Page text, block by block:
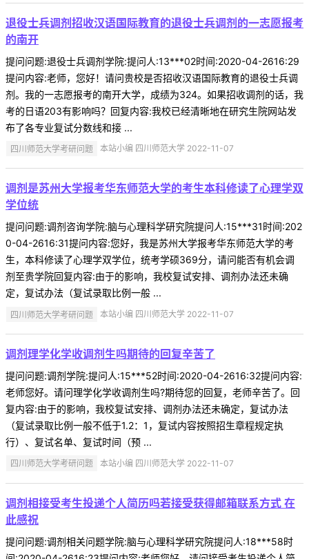
退役士兵调剂招收汉语国际教育的退役士兵调剂的一志愿报考
的南开
提问问题:退役士兵调剂学院:提问人:13***02时间:2020-04-2616:29
提问内容:老师，您好！请问贵校是否招收汉语国际教育的退役士兵调
剂。我的一志愿报考的南开大学，成绩为324。如果招收调剂的话，我
考的日语203有影响吗？回复内容:我校已经清晰地在研究生院网站发
布了各专业复试分数线和接 ...
四川师范大学考研问题 本站小编 四川师范大学 2022-11-07
调剂是苏州大学报考华东师范大学的考生本科修读了心理学双
学位统
提问问题:调剂咨询学院:脑与心理科学研究院提问人:15***31时间:202
0-04-2616:31提问内容:您好，我是苏州大学报考华东师范大学的考
生，本科修读了心理学双学位，统考学硕369分，请问能否有机会调
剂至贵学院回复内容:由于的影响，我校复试安排、调剂办法还未确
定，复试办法（复试录取比例一般 ...
四川师范大学考研问题 本站小编 四川师范大学 2022-11-07
调剂理学化学收调剂生吗期待的回复辛苦了
提问问题:调剂学院:提问人:15***52时间:2020-04-2616:32提问内容:
老师您好。请问理学化学收调剂生吗?期待您的回复，老师辛苦了。回
复内容:由于的影响，我校复试安排、调剂办法还未确定，复试办法
（复试录取比例一般不低于1.2：1，复试内容按照招生章程规定执
行）、复试名单、复试时间（预 ...
四川师范大学考研问题 本站小编 四川师范大学 2022-11-07
调剂相接受考生投递个人简历吗若接受获得邮箱联系方式 在
此感祝
提问问题:调剂相关问题学院:脑与心理科学研究院提问人:18***58时